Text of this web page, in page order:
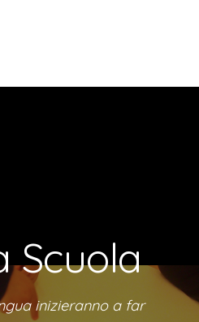
Scuola
inizieranno a far